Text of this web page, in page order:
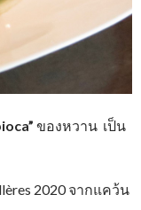
ของหวาน เป็น
2020 จากแคว้น